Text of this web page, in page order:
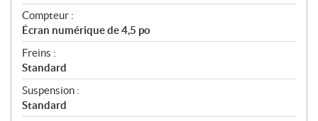
Compteur :
Écran numérique de 4,5 po
Freins :
Standard
Suspension :
Standard